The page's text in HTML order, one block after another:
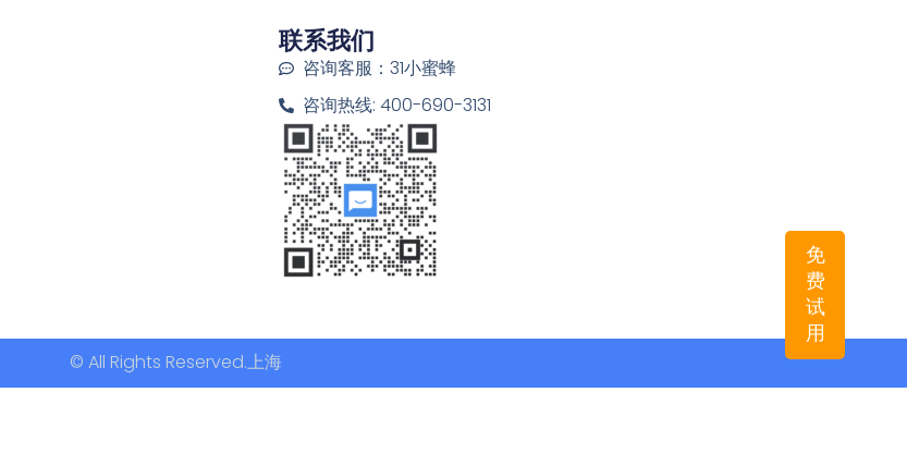
免
费
试
用
联系我们
咨询客服：31小蜜蜂
咨询热线: 400-690-3131
© All Rights Reserved.上海